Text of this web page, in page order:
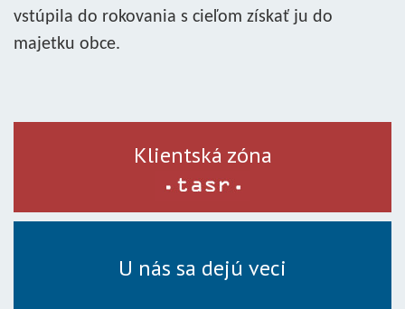
vstúpila do rokovania s cieľom získať ju do
majetku obce.
Klientská zóna
U nás sa dejú veci